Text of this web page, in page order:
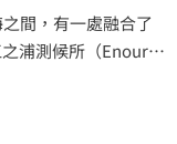
間，有一處融合了
浦測候所（Enoura
座美術館，更是一